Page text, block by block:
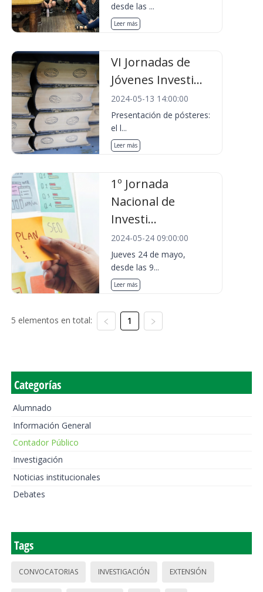
desde las ...
Leer más
VI Jornadas de
Jóvenes Investi...
2024-05-13 14:00:00
Presentación de pósteres:
el l...
Leer más
1º Jornada
Nacional de
Investi...
2024-05-24 09:00:00
Jueves 24 de mayo,
desde las 9...
Leer más
5 elementos en total: 1
Categorías
Alumnado
Información General
Contador Público
Investigación
Noticias institucionales
Debates
Tags
CONVOCATORIAS INVESTIGACIÓN EXTENSIÓN